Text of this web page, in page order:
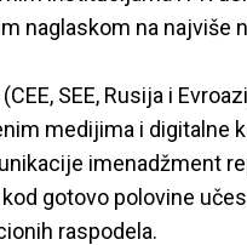
naglaskom na najviše
SEE, Rusija i
medijima i digitalne
imenadžment
gotovo polovine
raspodela.